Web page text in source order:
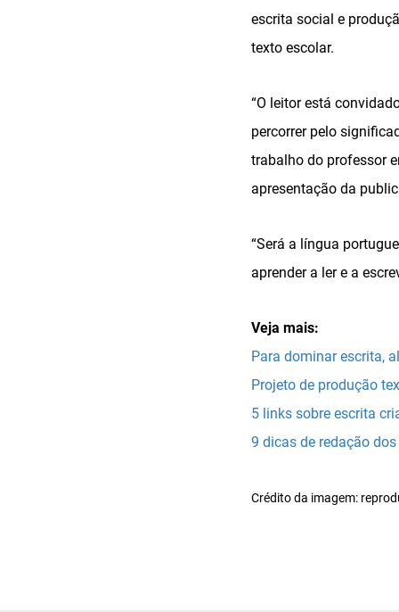
escrita social e
texto escolar.
“O leitor está
percorrer pelo
trabalho do professor
apresentação da
“Será a língua
aprender a ler e a
Veja mais:
Para dominar escrita,
Projeto de produção
5 links sobre escrita
9 dicas de redação
Crédito da imagem: